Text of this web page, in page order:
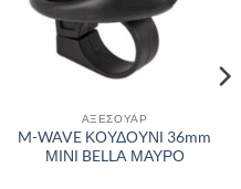
ΑΞΕΣΟΥΑΡ
M-WAVE ΚΟΥΔΟΥΝΙ 36mm
ΜΙΝΙ BELLA ΜΑΥΡΟ